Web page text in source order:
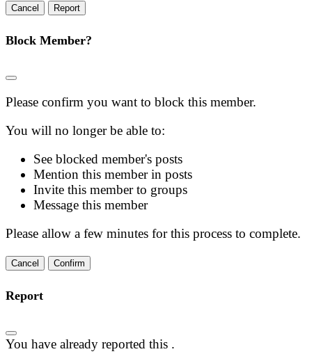
Report
Block Member?
Please confirm you want to block this member.
You will no longer be able to:
See blocked member's posts
Mention this member in posts
Invite this member to groups
Message this member
Please allow a few minutes for this process to complete.
Confirm
Report
You have already reported this .